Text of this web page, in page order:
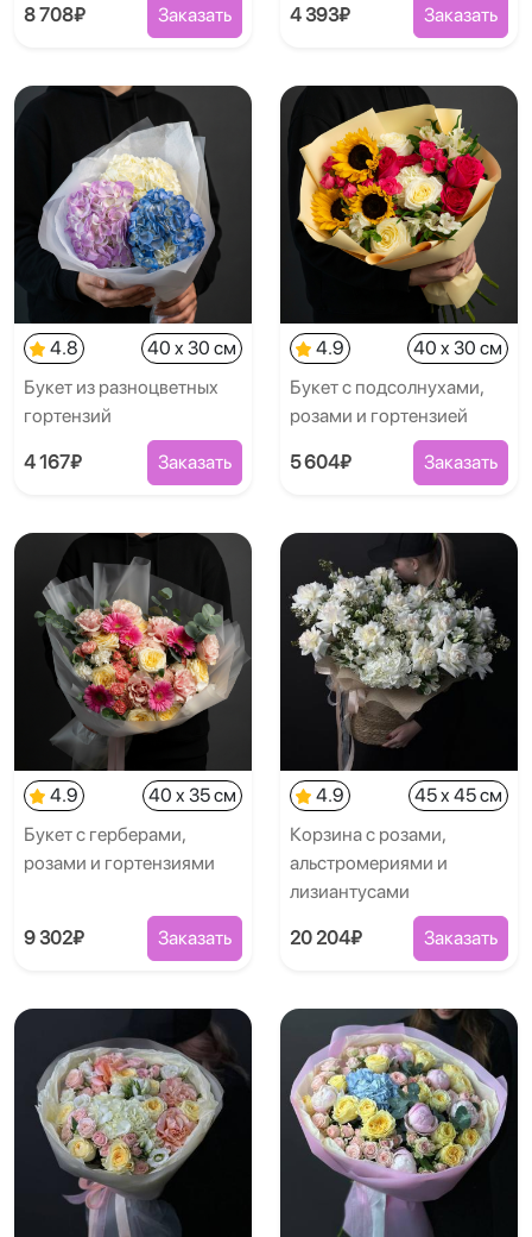
8 708₽ Заказать 4 393₽ Заказать
4.8
40 x 30 см
Букет из разноцветных
гортензий
4 167₽ Заказать
4.9
40 x 30 см
Букет с подсолнухами,
розами и гортензией
5 604₽ Заказать
4.9
40 x 35 см
Букет с герберами,
розами и гортензиями
9 302₽ Заказать
4.9
45 x 45 см
Корзина с розами,
альстромериями и
лизиантусами
20 204₽ Заказать